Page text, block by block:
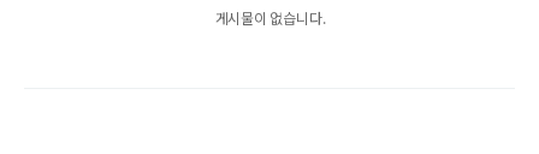
게시물이 없습니다.